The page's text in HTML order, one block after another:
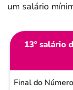
um salário
13º salário
Final do